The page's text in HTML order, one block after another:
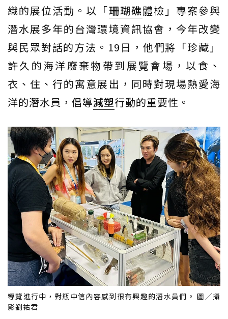
織的展位活動。以「珊瑚礁體檢」專案參與
潛水展多年的台灣環境資訊協會，今年改變
與民眾對話的方法。19日，他們將「珍藏」
許久的海洋廢棄物帶到展覽會場，以食、
衣、住、行的寓意展出，同時對現場熱愛海
洋的潛水員，倡導減塑行動的重要性。
導覽進行中，對瓶中信內容感到很有興趣的潛水員們。 圖／攝
影劉祐君